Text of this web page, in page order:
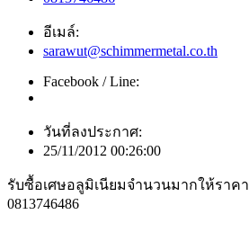
อีเมล์:
sarawut@schimmermetal.co.th
Facebook / Line:
วันที่ลงประกาศ:
25/11/2012 00:26:00
รับซื้อเศษอลูมิเนียมจำนวนมากให้ราค
0813746486